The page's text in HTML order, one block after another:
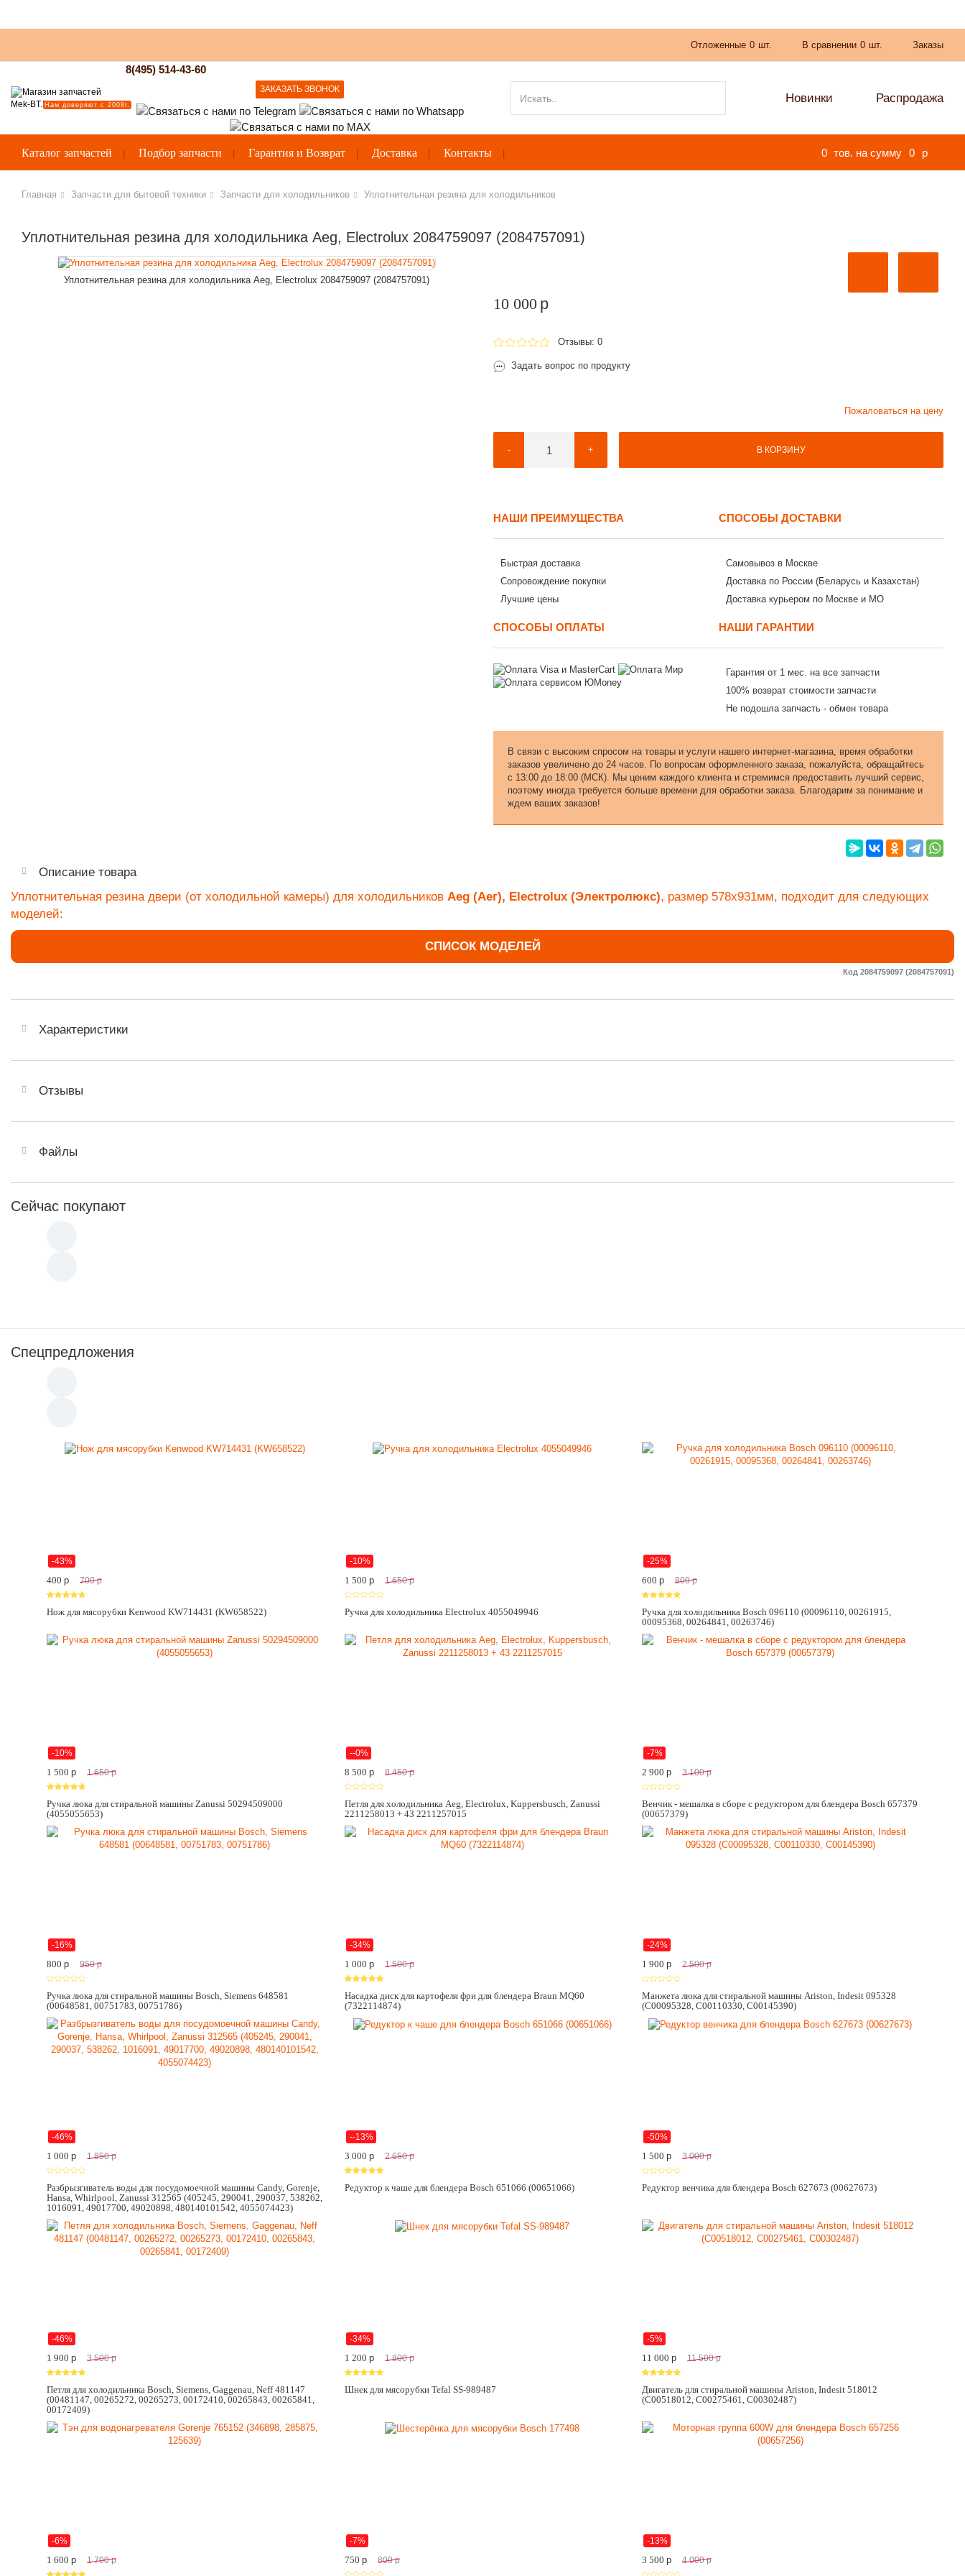
Отложенные 0 шт. В сравнении 0 шт. Заказы
Нам доверяют с 2008г.
8(495) 514-43-60
ЗАКАЗАТЬ ЗВОНОК
Новинки Распродажа
Каталог запчастей Подбор запчасти Гарантия и Возврат Доставка Контакты 0 тов. на сумму 0 p
Главная Запчасти для бытовой техники Запчасти для холодильников Уплотнительная резина для холодильников
Уплотнительная резина для холодильника Aeg, Electrolux 2084759097 (2084757091)
Уплотнительная резина для холодильника Aeg, Electrolux 2084759097 (2084757091)
10 000 p
Отзывы: 0
Задать вопрос по продукту
Пожаловаться на цену
- + В КОРЗИНУ
НАШИ ПРЕИМУЩЕСТВА
Быстрая доставка
Сопровождение покупки
Лучшие цены
СПОСОБЫ ДОСТАВКИ
Самовывоз в Москве
Доставка по России (Беларусь и Казахстан)
Доставка курьером по Москве и МО
СПОСОБЫ ОПЛАТЫ НАШИ ГАРАНТИИ
Гарантия от 1 мес. на все запчасти
100% возврат стоимости запчасти
Не подошла запчасть - обмен товара
В связи с высоким спросом на товары и услуги нашего интернет-магазина, время обработки
заказов увеличено до 24 часов. По вопросам оформленного заказа, пожалуйста, обращайтесь
с 13:00 до 18:00 (МСК). Мы ценим каждого клиента и стремимся предоставить лучший сервис,
поэтому иногда требуется больше времени для обработки заказа. Благодарим за понимание и
ждем ваших заказов!
Описание товара
Уплотнительная резина двери (от холодильной камеры) для холодильников Aeg (Аег), Electrolux (Электролюкс), размер 578x931мм, подходит для следующих
моделей:
СПИСОК МОДЕЛЕЙ
Код 2084759097 (2084757091)
Характеристики
Отзывы
Файлы
Сейчас покупают
Спецпредложения
-43%
400 p 700 p
Нож для мясорубки Kenwood KW714431 (KW658522)
-10%
1 500 p 1 650 p
Ручка для холодильника Electrolux 4055049946
-25%
600p 800 p
Ручка для холодильника Bosch 096110 (00096110, 00261915,
00095368, 00264841, 00263746)
-10%
1 500 p 1 650 p
Ручка люка для стиральной машины Zanussi 50294509000
(4055055653)
--0%
8 500 p 8 450 p
Петля для холодильника Aeg, Electrolux, Kuppersbusch, Zanussi
2211258013 + 43 2211257015
-7%
2 900p 3 100 p
Венчик - мешалка в сборе с редуктором для блендера Bosch 657379
(00657379)
-16%
800 p 950 p
Ручка люка для стиральной машины Bosch, Siemens 648581
(00648581, 00751783, 00751786)
-34%
1 000 p 1 500 p
Насадка диск для картофеля фри для блендера Braun MQ60
(7322114874)
-24%
1 900p 2 500 p
Манжета люка для стиральной машины Ariston, Indesit 095328
(C00095328, C00110330, C00145390)
-46%
1 000 p 1 850 p
Разбрызгиватель воды для посудомоечной машины Candy, Gorenje,
Hansa, Whirlpool, Zanussi 312565 (405245, 290041, 290037, 538262,
1016091, 49017700, 49020898, 480140101542, 4055074423)
--13%
3 000 p 2 650 p
Редуктор к чаше для блендера Bosch 651066 (00651066)
-50%
1 500p 3 000 p
Редуктор венчика для блендера Bosch 627673 (00627673)
-46%
1 900 p 3 500 p
Петля для холодильника Bosch, Siemens, Gaggenau, Neff 481147
(00481147, 00265272, 00265273, 00172410, 00265843, 00265841,
00172409)
-34%
1 200 p 1 800 p
Шнек для мясорубки Tefal SS-989487
-5%
11 000p 11 500 p
Двигатель для стиральной машины Ariston, Indesit 518012
(C00518012, C00275461, C00302487)
-6%
1 600 p 1 700 p
-7%
750 p 800 p
-13%
3 500p 4 000 p